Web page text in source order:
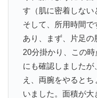
す（肌に密着しない
そして、所用時間
あり、まず、片足の
20分掛かり、この
にも確認しましたが
え、両腕をやると
いました。面積が